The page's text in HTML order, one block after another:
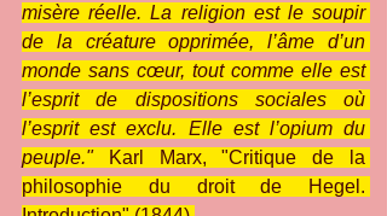
misère réelle. La religion est le soupir
de la créature opprimée, l’âme d’un
monde sans cœur, tout comme elle est
l’esprit de dispositions sociales où
l’esprit est exclu. Elle est l’opium du
peuple."
Karl Marx, "Critique de la
philosophie du droit de Hegel.